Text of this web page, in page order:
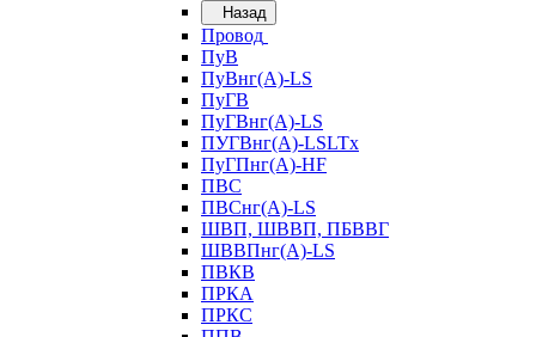
Назад
Провод
ПуВ
ПуВнг(А)-LS
ПуГВ
ПуГВнг(А)-LS
ПУГВнг(А)-LSLTx
ПуГПнг(А)-HF
ПВС
ПВСнг(А)-LS
ШВП, ШВВП, ПБВВГ
ШВВПнг(А)-LS
ПВКВ
ПРКА
ПРКС